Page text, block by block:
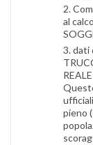
2.
al
3. dati
pieno